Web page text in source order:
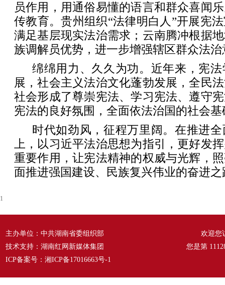
员作用，用通俗易懂的语言和群众喜闻
传教育。贵州组织“法律明白人”开展宪
满足基层现实法治需求；云南腾冲根据
族调解员优势，进一步增强辖区群众法治
绵绵用力、久久为功。近年来，宪
展，社会主义法治文化蓬勃发展，全民
社会形成了尊崇宪法、学习宪法、遵守
宪法的良好氛围，全面依法治国的社会
时代如劲风，征程万里阔。在推进
上，以习近平法治思想为指引，更好发
重要作用，让宪法精神的权威与光辉，
面推进强国建设、民族复兴伟业的奋进之
1
主办单位：中共湖南省委组织部
技术支持：湖南红网新媒体集团
ICP备案号： 湘ICP备17016663号-1
欢迎您
您是第